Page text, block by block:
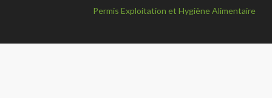
Permis Exploitation et Hygiène Alimentaire